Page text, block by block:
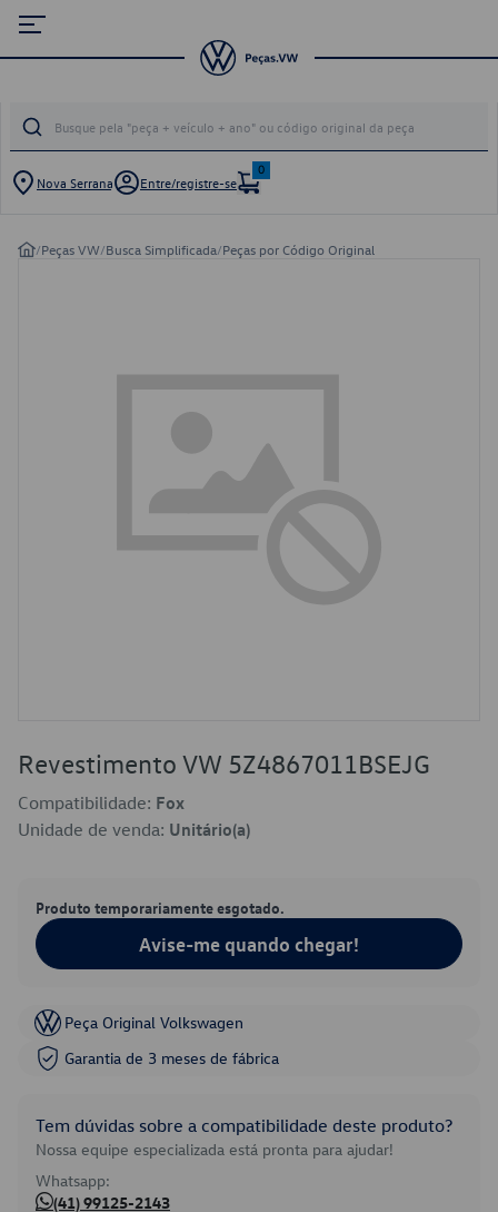
Nova Serrana Entre/registre-se
0
/Peças VW/Busca Simplificada/Peças por Código Original
Revestimento VW 5Z4867011BSEJG
Compatibilidade: Fox
Unidade de venda: Unitário(a)
Produto temporariamente esgotado.
Avise-me quando chegar!
Peça Original Volkswagen
Garantia de 3 meses de fábrica
Tem dúvidas sobre a compatibilidade deste produto?
Nossa equipe especializada está pronta para ajudar!
Whatsapp:
(41) 99125-2143